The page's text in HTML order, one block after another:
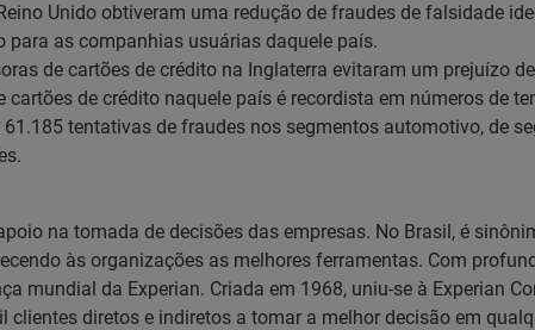
Unido obtiveram uma redução de fraudes de falsidade
as companhias usuárias daquele país.
de cartões de crédito na Inglaterra evitaram um prejuízo
de crédito naquele país é recordista em números de
tentativas de fraudes nos segmentos automotivo, de
na tomada de decisões das empresas. No Brasil, é
às organizações as melhores ferramentas. Com
mundial da Experian. Criada em 1968, uniu-se à Experian
diretos e indiretos a tomar a melhor decisão em